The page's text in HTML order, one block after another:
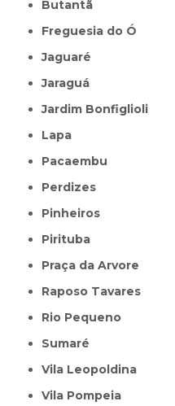
Butantã
Freguesia do Ó
Jaguaré
Jaraguá
Jardim Bonfiglioli
Lapa
Pacaembu
Perdizes
Pinheiros
Pirituba
Praça da Arvore
Raposo Tavares
Rio Pequeno
Sumaré
Vila Leopoldina
Vila Pompeia